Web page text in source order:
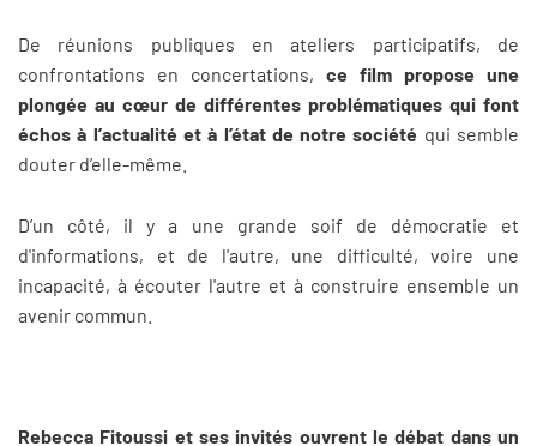
De réunions publiques en ateliers participatifs, de
confrontations en concertations, ce film propose une
plongée au cœur de différentes problématiques qui font
échos à l’actualité et à l’état de notre société qui semble
douter d’elle-même.
D’un côté, il y a une grande soif de démocratie et
d'informations, et de l'autre, une difficulté, voire une
incapacité, à écouter l'autre et à construire ensemble un
avenir commun.
Rebecca Fitoussi et ses invités ouvrent le débat dans un